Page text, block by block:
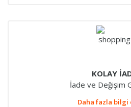
KOLAY
İade ve Değişim
Daha fazla bilgi